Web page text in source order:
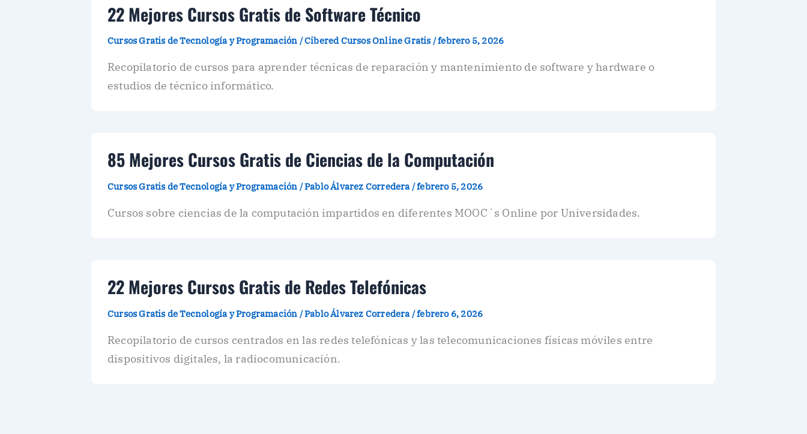
22 Mejores Cursos Gratis de Software Técnico
Cursos Gratis de Tecnología y Programación /Cibered Cursos Online Gratis /febrero 5, 2026
Recopilatorio de cursos para aprender técnicas de reparación y mantenimiento de software y hardware o
estudios de técnico informático.
85 Mejores Cursos Gratis de Ciencias de la Computación
Cursos Gratis de Tecnología y Programación /Pablo Álvarez Corredera/febrero 5, 2026
Cursos sobre ciencias de la computación impartidos en diferentes MOOC´s Online por Universidades.
22 Mejores Cursos Gratis de Redes Telefónicas
Cursos Gratis de Tecnología y Programación /Pablo Álvarez Corredera/febrero 6, 2026
Recopilatorio de cursos centrados en las redes telefónicas y las telecomunicaciones físicas móviles entre
dispositivos digitales, la radiocomunicación.